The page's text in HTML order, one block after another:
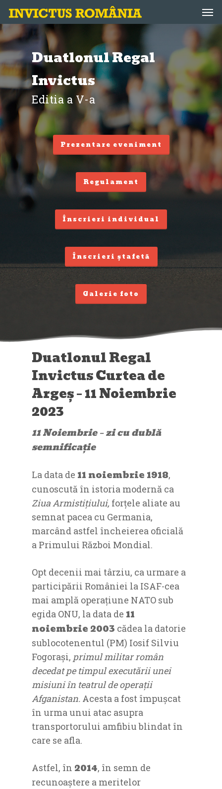
Skip
main
content Duatlonul Regal
Invictus
Editia a V-a
Prezentare eveniment
Regulament
Înscrieri individual
Înscrieri ștafetă
Galerie foto
Duatlonul Regal
Invictus Curtea de
Argeș – 11 Noiembrie
2023
11 Noiembrie – zi cu dublă
semnificație
La data de 11 noiembrie 1918,
cunoscută în istoria modernă ca
Ziua Armistiţiului, forţele aliate au
semnat pacea cu Germania,
marcând astfel încheierea oficială
a Primului Război Mondial.
Opt decenii mai târziu, ca urmare a
participării României la ISAF-cea
mai amplă operațiune NATO sub
egida ONU, la data de 11
noiembrie 2003 cădea la datorie
sublocotenentul (PM) Iosif Silviu
Fogoraşi, primul militar român
decedat pe timpul executării unei
misiuni în teatrul de operații
Afganistan. Acesta a fost împuşcat
în urma unui atac asupra
transportorului amfibiu blindat în
care se afla.
Astfel, în 2014, în semn de
recunoaştere a meritelor